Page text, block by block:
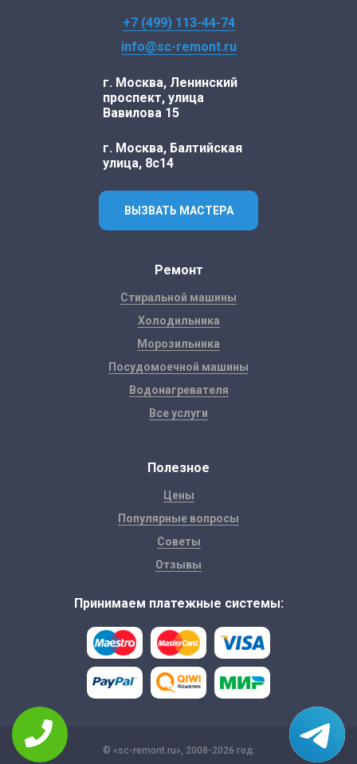
+7 (499) 113-44-74
info@sc-remont.ru
г. Москва, Ленинский
проспект, улица
Вавилова 15
г. Москва, Балтийская
улица, 8с14
ВЫЗВАТЬ МАСТЕРА
Ремонт
Стиральной машины
Холодильника
Морозильника
Посудомоечной машины
Водонагревателя
Все услуги
Полезное
Цены
Популярные вопросы
Советы
Отзывы
Принимаем платежные системы:
© «sc-remont.ru», 2008-2026 год.